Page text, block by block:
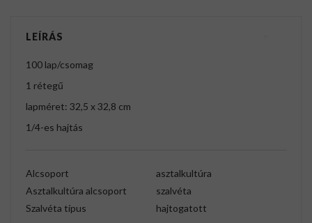
LEÍRÁS
100 lap/csomag
1 rétegű
lapméret: 32,5 x 32,8 cm
1/4-es hajtás
Alcsoport
asztalkultúra
Asztalkultúra alcsoport
szalvéta
Szalvéta típus
hajtogatott